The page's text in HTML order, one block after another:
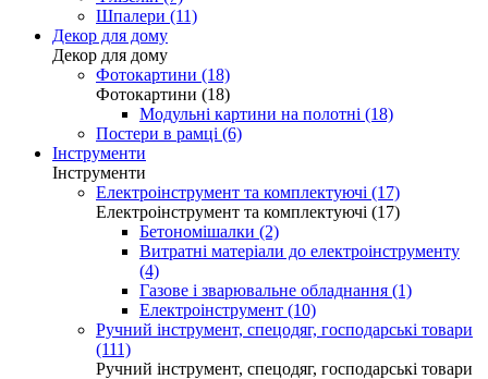
Шпалери (11)
Декор для дому
Декор для дому
Фотокартини (18)
Фотокартини (18)
Модульні картини на полотні (18)
Постери в рамці (6)
Інструменти
Інструменти
Електроінструмент та комплектуючі (17)
Електроінструмент та комплектуючі (17)
Бетономішалки (2)
Витратні матеріали до електроінструменту
(4)
Газове і зварювальне обладнання (1)
Електроінструмент (10)
Ручний інструмент, спецодяг, господарські товари
(111)
Ручний інструмент, спецодяг, господарські товари